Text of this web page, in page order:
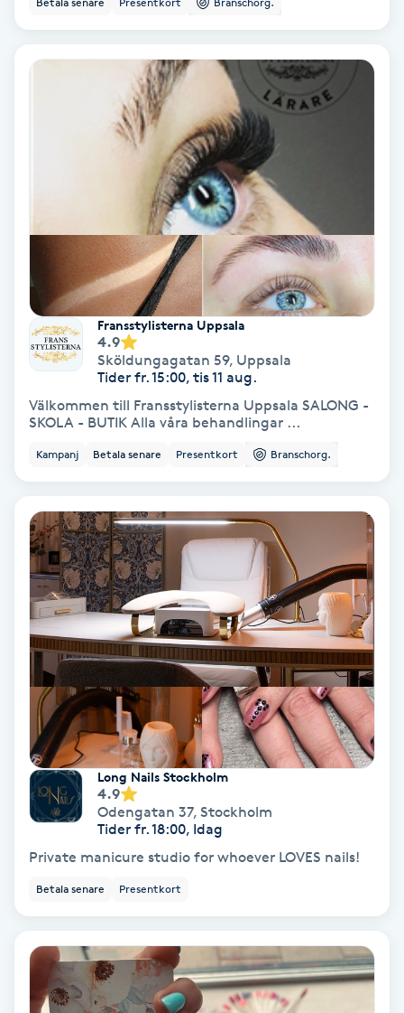
Barnklippning
BIAB
Brynfärgning
Brynplockning
Bröllopsuppsättning
Celluliter
Coachning
Color correction
Damklippning
Dermapen
Fransstylisterna Uppsala
4.9
Sköldungagatan 59, Uppsala
Tider fr. 15:00, tis 11 aug.
Välkommen till Fransstylisterna Uppsala SALONG -
SKOLA - BUTIK Alla våra behandlingar ...
Kampanj Betala senare Presentkort Branschorg.
Long Nails Stockholm
4.9
Odengatan 37, Stockholm
Tider fr. 18:00, Idag
Private manicure studio for whoever LOVES nails!
Betala senare Presentkort